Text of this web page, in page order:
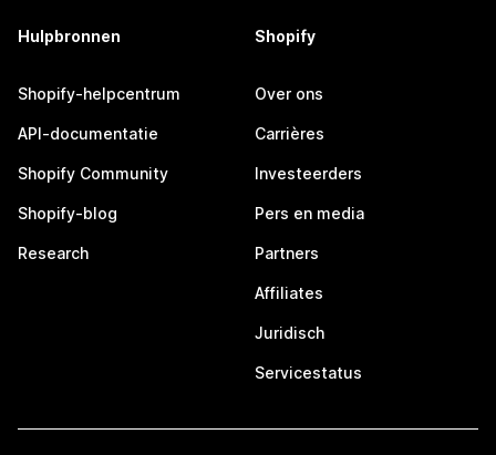
Hulpbronnen
Shopify-helpcentrum
API-documentatie
Shopify Community
Shopify-blog
Research
Shopify
Over ons
Carrières
Investeerders
Pers en media
Partners
Affiliates
Juridisch
Servicestatus